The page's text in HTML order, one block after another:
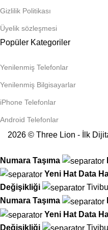
Gizlilik Politikası
Üyelik sözleşmesi
Popüler Kategoriler
Yenilenmiş Telefonlar
Yenilenmiş Bilgisayarlar
iPhone Telefonlar
Android Telefonlar
2026 © Three Lion - İlk
Numara Taşıma
Yeni Hat Data
Değişikliği
Tivibu
Numara Taşıma
Yeni Hat Data
Değişikliği
Tivibu